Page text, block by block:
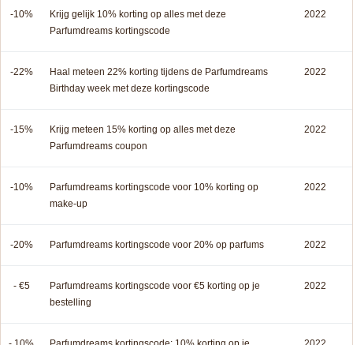
-10%
Krijg gelijk 10% korting op alles met deze
Parfumdreams kortingscode
2022
-22%
Haal meteen 22% korting tijdens de Parfumdreams
Birthday week met deze kortingscode
2022
-15%
Krijg meteen 15% korting op alles met deze
Parfumdreams coupon
2022
-10%
Parfumdreams kortingscode voor 10% korting op
make-up
2022
-20% Parfumdreams kortingscode voor 20% op parfums 2022
- €5
Parfumdreams kortingscode voor €5 korting op je
bestelling
2022